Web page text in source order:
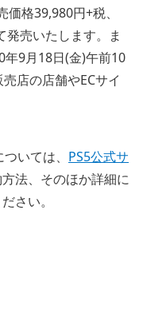
格39,980円+税、
発売いたします。ま
9月18日(金)午前10
店の店舗やECサイ
いては、 PS5公式サ
法、そのほか詳細に
さい。